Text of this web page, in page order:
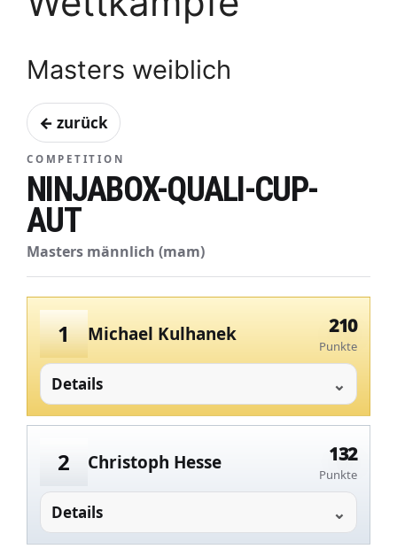
Masters weiblich
← zurück
COMPETITION
NINJABOX-QUALI-CUP-
AUT
Masters männlich (mam)
1 Michael Kulhanek 210
Punkte
Details
2 Christoph Hesse 132
Punkte
Details